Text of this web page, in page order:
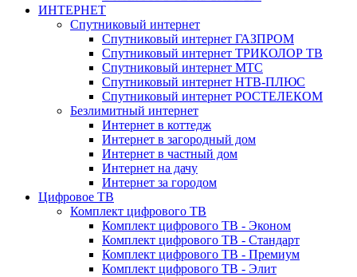
ИНТЕРНЕТ
Спутниковый интернет
Спутниковый интернет ГАЗПРОМ
Спутниковый интернет ТРИКОЛОР ТВ
Спутниковый интернет МТС
Спутниковый интернет НТВ-ПЛЮС
Спутниковый интернет РОСТЕЛЕКОМ
Безлимитный интернет
Интернет в коттедж
Интернет в загородный дом
Интернет в частный дом
Интернет на дачу
Интернет за городом
Цифровое ТВ
Комплект цифрового ТВ
Комплект цифрового ТВ - Эконом
Комплект цифрового ТВ - Стандарт
Комплект цифрового ТВ - Премиум
Комплект цифрового ТВ - Элит